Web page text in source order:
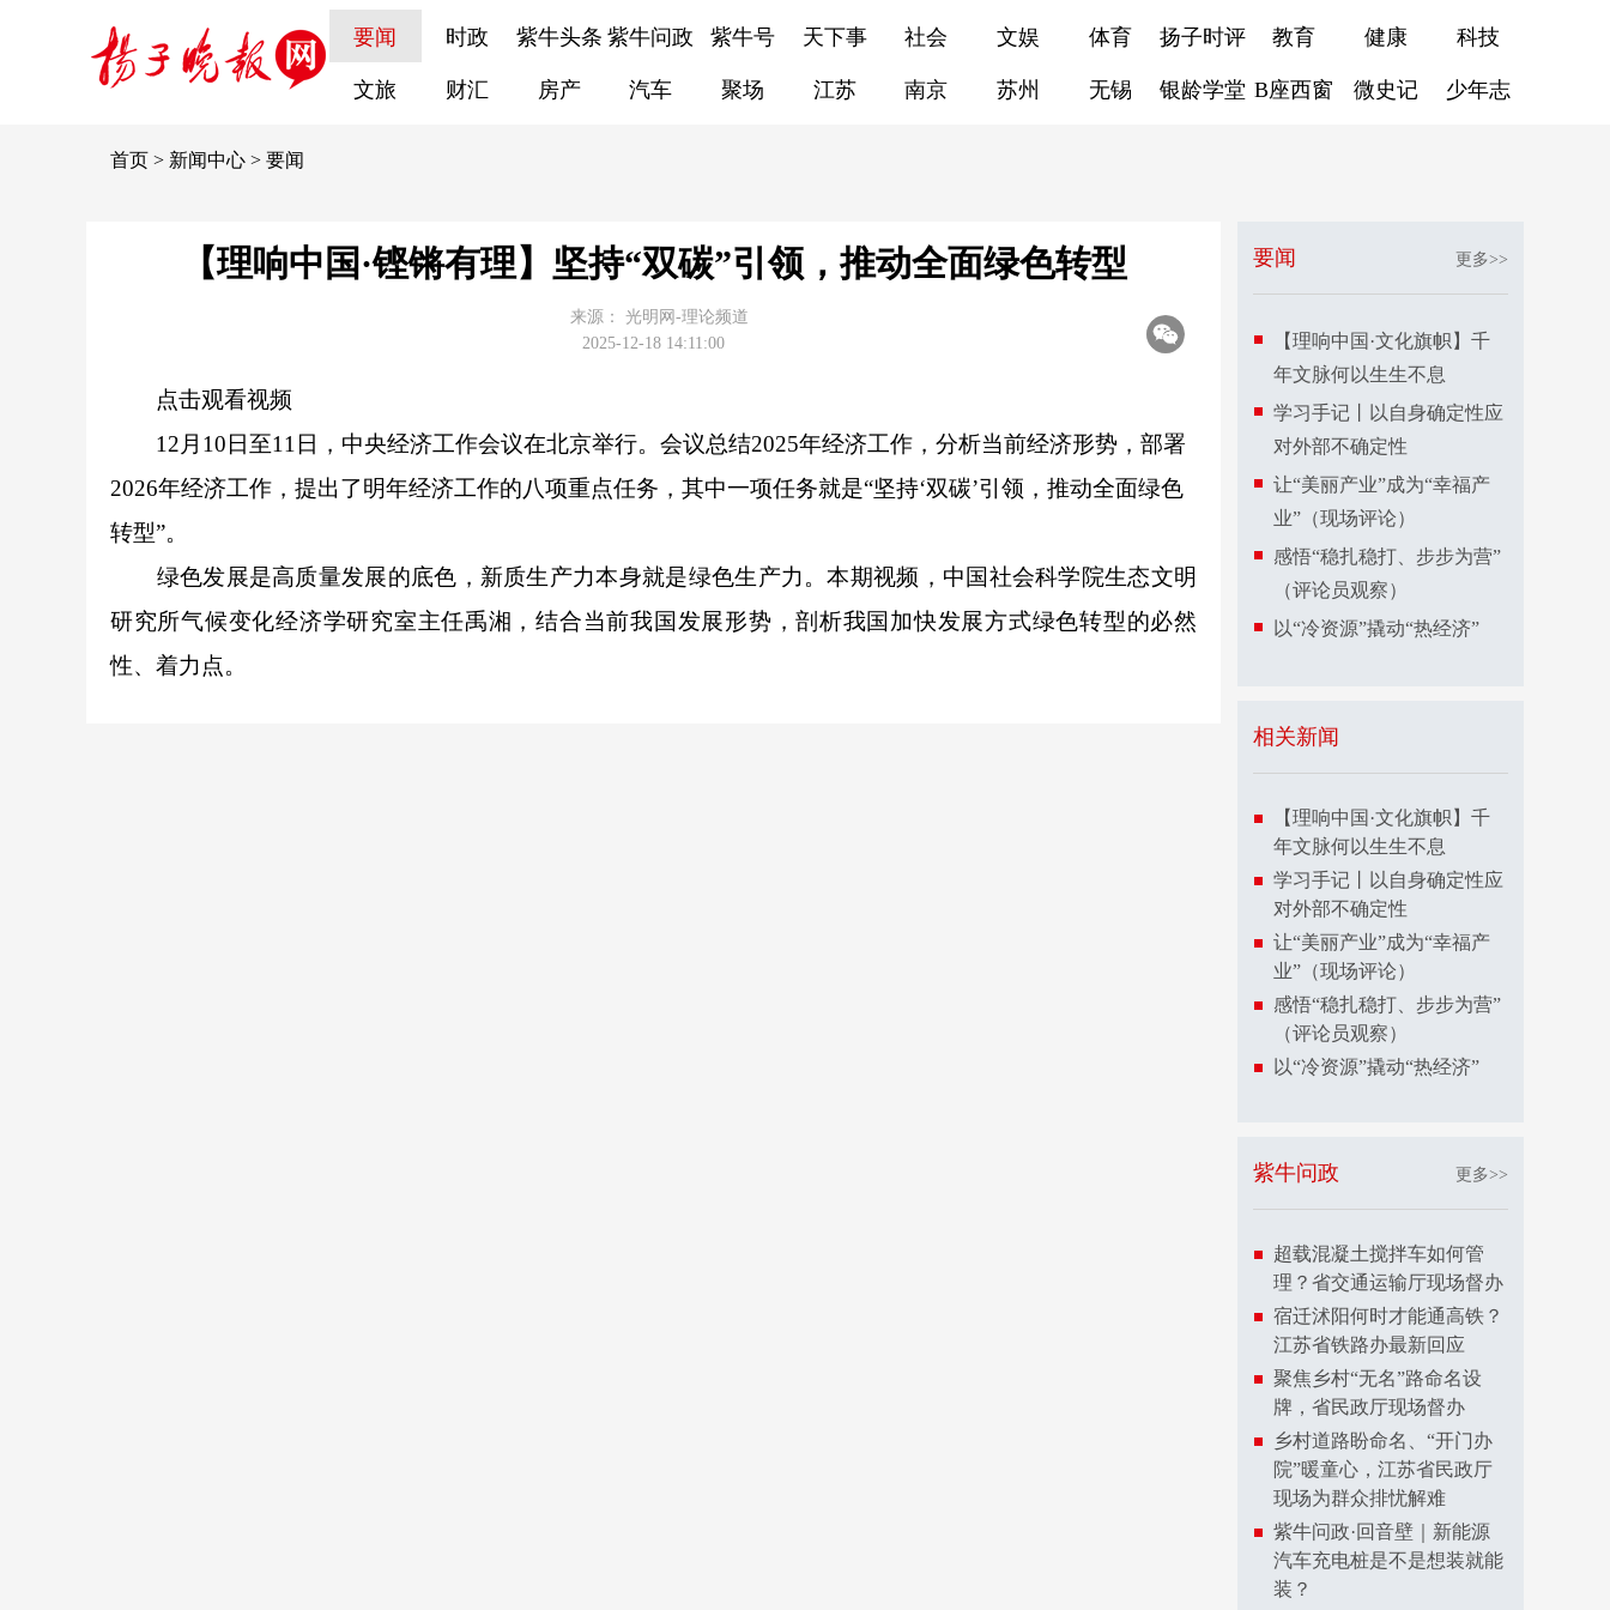
要闻 时政 紫牛头条 紫牛问政 紫牛号 天下事 社会 文娱 体育 扬子时评 教育 健康 科技
文旅 财汇 房产 汽车 聚场 江苏 南京 苏州 无锡 银龄学堂 B座西窗 微史记 少年志
首页 > 新闻中心 > 要闻
【理响中国·铿锵有理】坚持“双碳”引领，推动全面绿色转型
来源：
光明网-理论频道
2025-12-18 14:11:00
点击观看视频
12月10日至11日，中央经济工作会议在北京举行。会议总结2025年经济工作，分析当前经济形势，部署
2026年经济工作，提出了明年经济工作的八项重点任务，其中一项任务就是“坚持‘双碳’引领，推动全面绿色
转型”。
绿色发展是高质量发展的底色，新质生产力本身就是绿色生产力。本期视频，中国社会科学院生态文明
研究所气候变化经济学研究室主任禹湘，结合当前我国发展形势，剖析我国加快发展方式绿色转型的必然
性、着力点。
要闻 更多>>
【理响中国·文化旗帜】千
年文脉何以生生不息
学习手记丨以自身确定性应
对外部不确定性
让“美丽产业”成为“幸福产
业”（现场评论）
感悟“稳扎稳打、步步为营”
（评论员观察）
以“冷资源”撬动“热经济”
相关新闻
【理响中国·文化旗帜】千
年文脉何以生生不息
学习手记丨以自身确定性应
对外部不确定性
让“美丽产业”成为“幸福产
业”（现场评论）
感悟“稳扎稳打、步步为营”
（评论员观察）
以“冷资源”撬动“热经济”
紫牛问政 更多>>
超载混凝土搅拌车如何管
理？省交通运输厅现场督办
宿迁沭阳何时才能通高铁？
江苏省铁路办最新回应
聚焦乡村“无名”路命名设
牌，省民政厅现场督办
乡村道路盼命名、“开门办
院”暖童心，江苏省民政厅
现场为群众排忧解难
紫牛问政·回音壁｜新能源
汽车充电桩是不是想装就能
装？